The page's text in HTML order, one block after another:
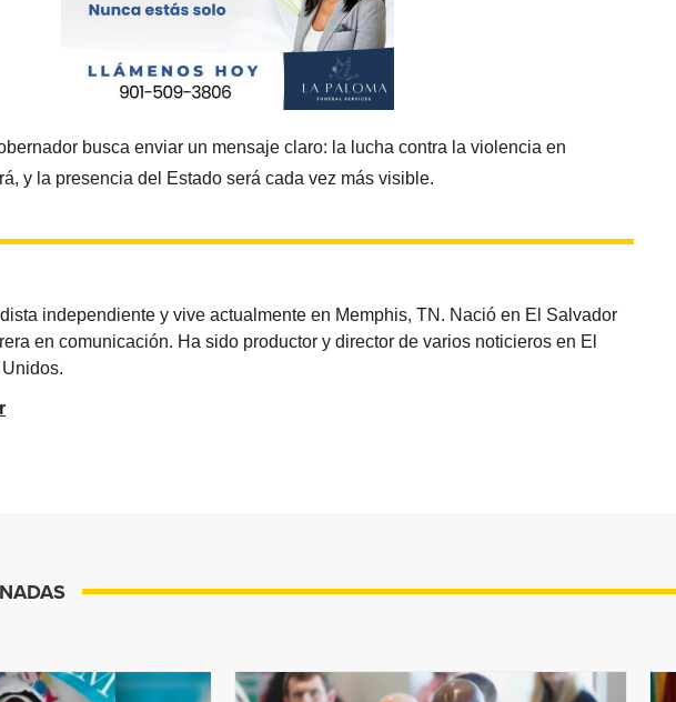
busca enviar un mensaje claro: la lucha contra la violencia en
y la presencia del Estado será cada vez más visible.
independiente y vive actualmente en Memphis, TN. Nació en El Salvador
en comunicación. Ha sido productor y director de varios noticieros en El